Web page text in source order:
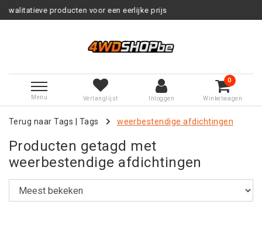
eerlijke prijs
Menu Verlanglijst Inloggen
0
Winkelwagen
Terug naar Tags Tags weerbestendige afdichtingen
Producten getagd met
weerbestendige afdichtingen